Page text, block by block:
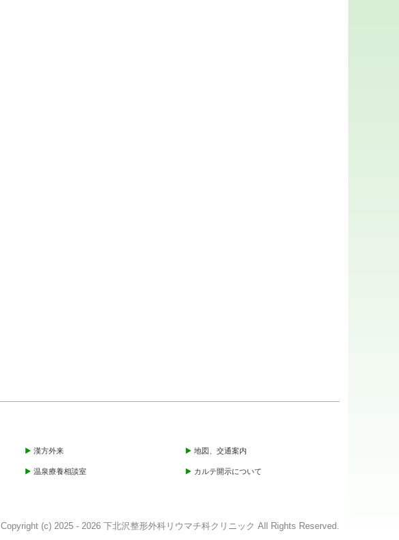
漢方外来 地図、交通案内
温泉療養相談室 カルテ開示について
Copyright (c) 2025 - 2026 下北沢整形外科リウマチ科クリニック All Rights Reserved.